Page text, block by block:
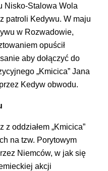
Nisko-Stalowa Wola
patroli Kedywu. W maju
w Rozwadowie,
opuścił
aby dołączyć do
„Kmicica” Jana
Kedyw obwodu.
oddziałem „Kmicica”
na tzw. Porytowym
Niemców, w jak się
akcji